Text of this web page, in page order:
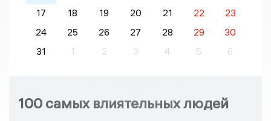
17
18 19 20 21 22
23
24
25 26 27 28 29
30
31
1 2 3 4 5 6
100 самых влиятельных людей